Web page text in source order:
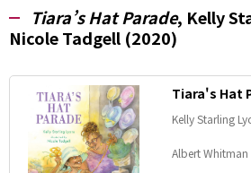
Tiara’s Hat Parade, Kelly
Nicole Tadgell (2020)
Tiara's Hat
Kelly Starling Lyons (著), Nicole
Albert